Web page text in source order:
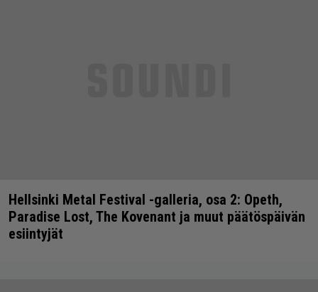
Hellsinki Metal Festival -galleria, osa 2: Opeth,
Paradise Lost, The Kovenant ja muut päätöspäivän
esiintyjät